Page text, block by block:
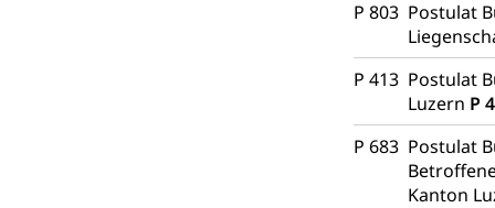
P 803 Postulat
P 413 Postulat
Luzern P
P 683 Postulat
Kanton
Zivilschutz
Zivilschutz
Staat und Recht